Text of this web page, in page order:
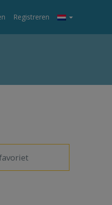
Registreren